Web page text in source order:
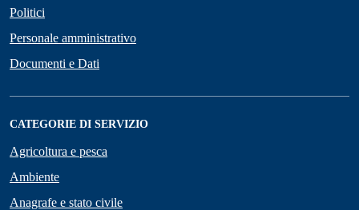
Politici
Personale amministrativo
Documenti e Dati
CATEGORIE DI SERVIZIO
Agricoltura e pesca
Ambiente
Anagrafe e stato civile